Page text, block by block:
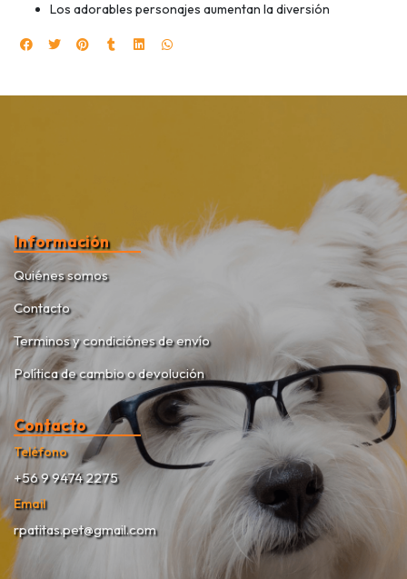
Los adorables personajes aumentan la diversión
Información
Quiénes somos
Contacto
Terminos y condiciónes de envío
Política de cambio o devolución
Contacto
Teléfono
+56 9 9474 2275
Email
rpatitas.pet@gmail.com